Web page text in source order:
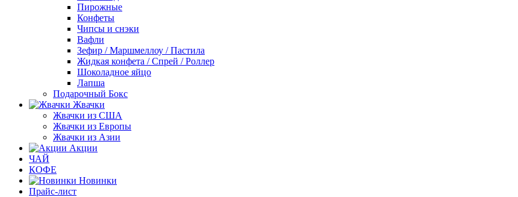
Пирожные
Конфеты
Чипсы и снэки
Вафли
Зефир / Маршмеллоу / Пастила
Жидкая конфета / Спрей / Роллер
Шоколадное яйцо
Лапша
Подарочный Бокс
Жвачки
Жвачки из США
Жвачки из Европы
Жвачки из Азии
Акции
ЧАЙ
КОФЕ
Новинки
Прайс-лист